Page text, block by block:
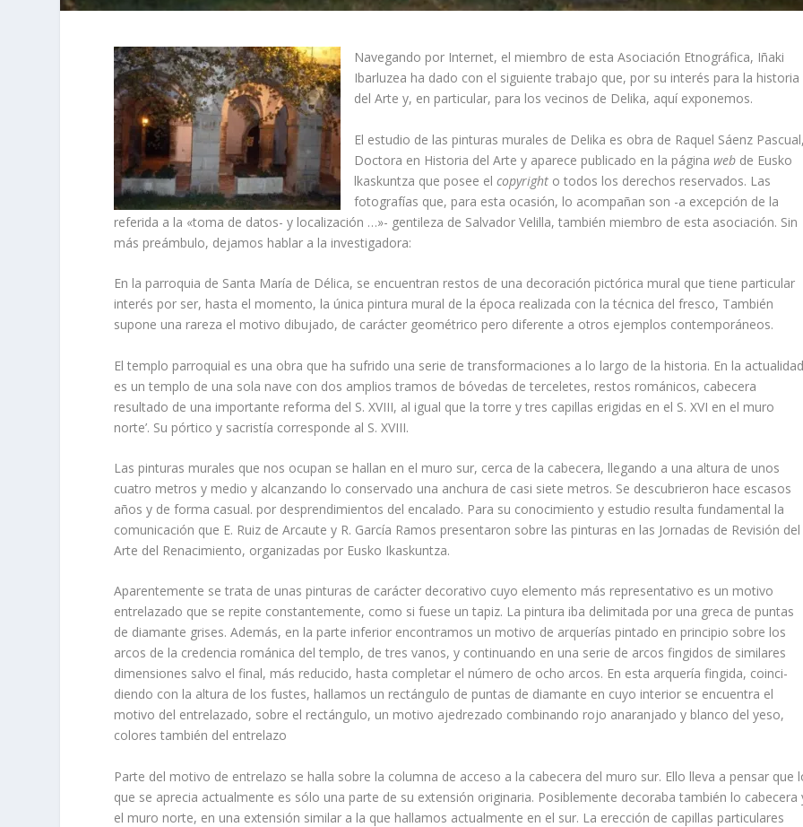
Navegando por Internet, el miembro de esta Asociación Etnográfica, Iñaki
Ibarluzea ha dado con el siguiente trabajo que, por su interés para la historia
del Arte y, en particular, para los vecinos de Delika, aquí­ exponemos.
El estudio de las pinturas murales de Delika es obra de Raquel Sáenz
Doctora en Historia del Arte y aparece publicado en la páginaweb de Eusko
lkaskuntza que posee elcopyright o todos los derechos reservados. Las
fotografí­as que, para esta ocasión, lo acompañan son -a excepción de la
referida a la «toma de datos- y localización …»- gentileza de Salvador Velilla, también miembro de esta asociación. Sin
más pre­ámbulo, dejamos hablar a la investigadora:
En la parroquia de Santa Marí­a de Délica, se encuentran restos de una decoración pictórica mural que tiene particular
interés por ser, hasta el momento, la única pintura mural de la época rea­lizada con la técnica del fresco, También
supone una rareza el motivo dibujado, de carácter geomé­trico pero diferente a otros ejemplos contemporá­neos.
El templo parroquial es una obra que ha sufrido una serie de transformaciones a lo largo de la historia. En la
es un templo de una sola nave con dos amplios tramos de bóvedas de terce­letes, restos románicos, cabecera
resultado de una importante reforma del S. XVIII, al igual que la torre y tres capillas erigidas en el S. XVI en el muro
norte’. Su pórtico y sacristí­a corresponde al S. XVIII.
Las pinturas murales que nos ocupan se hallan en el muro sur, cerca de la cabecera, llegando a una altura de unos
cuatro metros y medio y alcanzando lo conservado una anchura de casi siete metros. Se descubrieron hace escasos
años y de forma casual. por desprendi­mientos del encalado. Para su conocimiento y estudio resulta fundamental la
comunicación que E. Ruiz de Arcaute y R. Garcí­a Ramos presenta­ron sobre las pinturas en las Jornadas de Revisión del
Arte del Renacimiento, organizadas por Eusko Ikaskuntza.
Aparentemente se trata de unas pinturas de carácter decorativo cuyo elemento más represen­tativo es un motivo
entrelazado que se repite constantemente, como si fuese un tapiz. La pintu­ra iba delimitada por una greca de puntas
de dia­mante grises. Además, en la parte inferior encon­tramos un motivo de arquerí­as pintado en princi­pio sobre los
arcos de la credencia románica del templo, de tres vanos, y continuando en una serie de arcos fingidos de similares
dimensiones salvo el final, más reducido, hasta completar el número de ocho arcos. En esta arquerí­a fingida, coinci­
diendo con la altura de los fustes, hallamos un rectángulo de puntas de diamante en cuyo interior se encuentra el
motivo del entrelazado, sobre el rectángulo, un motivo ajedrezado combinando rojo anaranjado y blanco del yeso,
colores tam­bién del entrelazo
Parte del motivo de entrelazo se halla sobre la columna de acceso a la cabecera del muro sur. Ello lleva a pensar que
que se aprecia actual­mente es sólo una parte de su extensión origina­ria. Posiblemente decoraba también lo cabecera
el muro norte, en una extensión similar a la que hallamos actualmente en el sur. La erección de capillas particulares